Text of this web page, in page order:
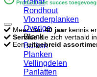
Rabat
Rondhout
Vlonderplanken
Overige
Blank
Balken
Planken
Vellingdelen
Panlatten
145
aantal
Product met succes
Meer dan40 jaarkennis
Servicedie zich vertaald in
Eenuitgebreid